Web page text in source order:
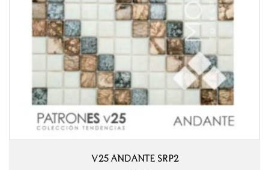
V25 ANDANTE SRP2